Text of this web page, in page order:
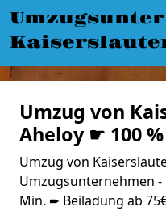
Umzug von
Aheloy ☛ 100
Umzug von
Umzugsunternehmen
Min. ➨ Beiladung ab